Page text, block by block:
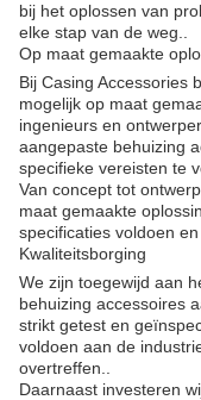
bij het oplossen van
elke stap van de weg..
Op maat gemaakte
Bij Casing Accessories
mogelijk op maat
ingenieurs en
aangepaste behuizing
specifieke vereisten te
Van concept tot
maat gemaakte
specificaties voldoen
Kwaliteitsborging
We zijn toegewijd aan
behuizing accessoires
strikt getest en
voldoen aan de
overtreffen..
Daarnaast investeren